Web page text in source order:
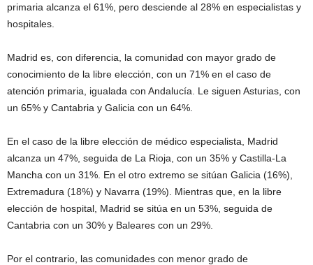
primaria alcanza el 61%, pero desciende al 28% en especialistas y
hospitales.
Madrid es, con diferencia, la comunidad con mayor grado de
conocimiento de la libre elección, con un 71% en el caso de
atención primaria, igualada con Andalucía. Le siguen Asturias, con
un 65% y Cantabria y Galicia con un 64%.
En el caso de la libre elección de médico especialista, Madrid
alcanza un 47%, seguida de La Rioja, con un 35% y Castilla-La
Mancha con un 31%. En el otro extremo se sitúan Galicia (16%),
Extremadura (18%) y Navarra (19%). Mientras que, en la libre
elección de hospital, Madrid se sitúa en un 53%, seguida de
Cantabria con un 30% y Baleares con un 29%.
Por el contrario, las comunidades con menor grado de